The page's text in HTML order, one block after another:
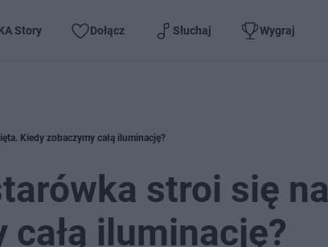
Story Dołącz Słuchaj Wygraj
Kiedy zobaczymy całą iluminację?
stroi się
całą iluminację?